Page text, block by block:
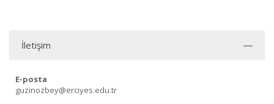
İletişim
E-posta
guzinozbey@erciyes.edu.tr